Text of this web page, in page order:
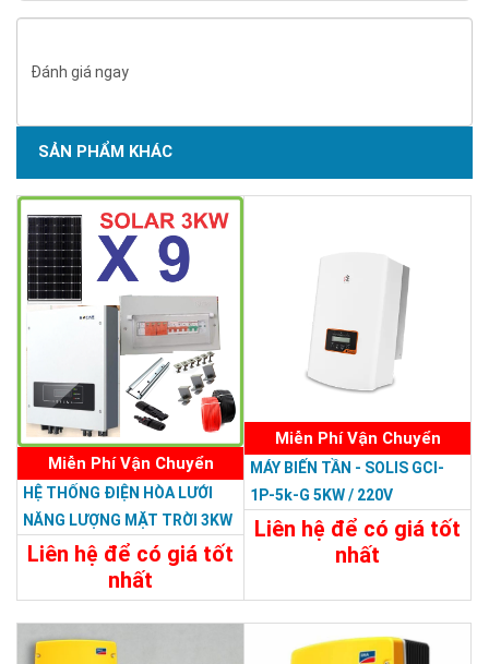
Đánh giá ngay
SẢN PHẨM KHÁC
Miễn Phí Vận Chuyển
HỆ THỐNG ĐIỆN HÒA LƯỚI
NĂNG LƯỢNG MẶT TRỜI 3KW
Liên hệ để có giá tốt
nhất
62.000.000đ
Chi Tiết
Miễn Phí Vận Chuyển
MÁY BIẾN TẦN - SOLIS GCI-
1P-5k-G 5KW / 220V
Liên hệ để có giá tốt
nhất